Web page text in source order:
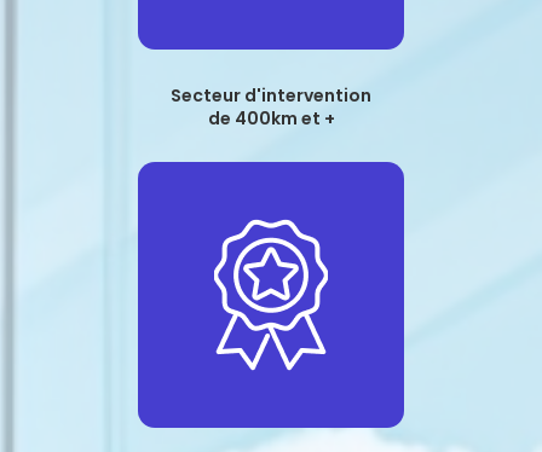
Secteur d'intervention
de 400km et +